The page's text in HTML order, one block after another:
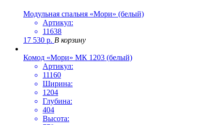
Модульная спальня «Мори» (белый)
Артикул:
11638
17 530 р. В корзину
Комод «Мори» МК 1203 (белый)
Артикул:
11160
Ширина:
1204
Глубина:
404
Высота: